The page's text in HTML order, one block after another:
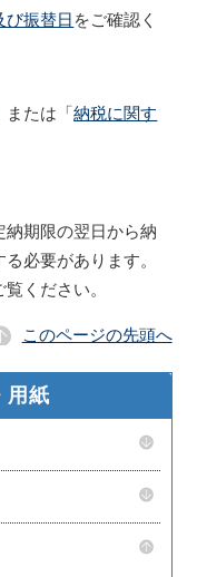
び振替日 をご確認く
または「納税に関す
期限の翌日から納
必要があります。
覧ください。
このページの先頭へ
用紙